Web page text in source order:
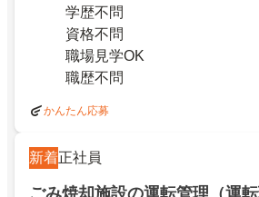
学歴不問
資格不問
職場見学OK
職歴不問
かんたん応募
新着正社員